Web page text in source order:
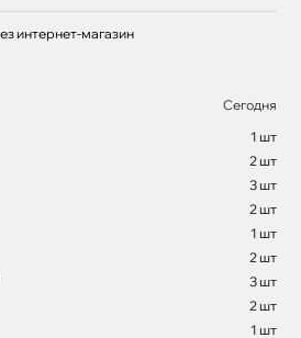
интернет-магазин
Сегодня
1 шт
2 шт
3 шт
2 шт
1 шт
2 шт
3 шт
2 шт
1 шт